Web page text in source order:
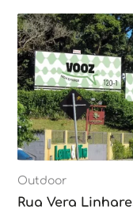
Outdoor
Rua Vera